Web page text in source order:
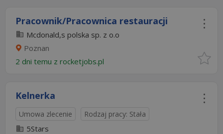
Pracownik/Pracownica restauracji
Mcdonald,s polska sp. z o.o
Poznan
2 dni temu z rocketjobs.pl
Kelnerka
Umowa zlecenie Rodzaj pracy: Stała
5Stars